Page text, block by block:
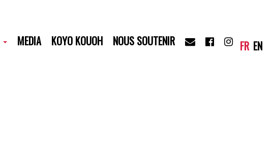
MEDIA KOYO KOUOH NOUS SOUTENIR FR EN